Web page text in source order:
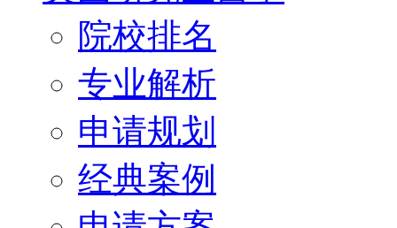
院校排名
专业解析
申请规划
经典案例